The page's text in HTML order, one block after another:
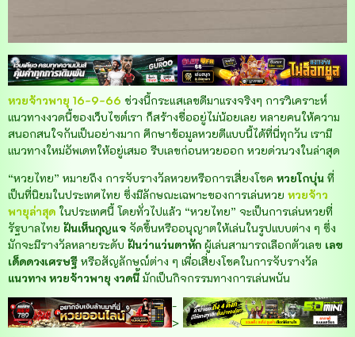
หวยจ้าวพายุ 16-9-66 ช่วงนี้กระแสเลขดีมาแรงจริงๆ การวิเคราะห์
แนวทางงวดนี้ของเว็บไซต์เรา ก็สร้างชื่ออยู่ไม่น้อยเลย หลายคนให้ความ
สนอกสนใจกันเป็นอย่างมาก ศึกษาข้อมูลหวยดีแบบนี้ได้ที่นี่ทุกวัน เรามี
แนวทางใหม่อัพเดทให้อยู่เสมอ รีบเลขก่อนหวยออก หวยด่วนวงในล่าสุด
“หวยไทย” หมายถึง การจับรางวัลหวยหรือการเสี่ยงโชค หวยโกบุ่น ที่
เป็นที่นิยมในประเทศไทย ซึ่งมีลักษณะเฉพาะของการเล่นหวย หวยจ้าว
พายุล่าสุด ในประเทศนี้ โดยทั่วไปแล้ว “หวยไทย” จะเป็นการเล่นหวยที่
รัฐบาลไทย ฝันเห็นกุญแจ จัดขึ้นหรืออนุญาตให้เล่นในรูปแบบต่าง ๆ ซึ่ง
มักจะมีรางวัลหลายระดับ ฝันว่าแว่นตาหัก ผู้เล่นสามารถเลือกตัวเลข เลข
เด็ดดวงเศรษฐี หรือสัญลักษณ์ต่าง ๆ เพื่อเสี่ยงโชคในการจับรางวัล
แนวทาง หวยจ้าวพายุ งวดนี้ มักเป็นกิจกรรมทางการเล่นพนัน
-
>